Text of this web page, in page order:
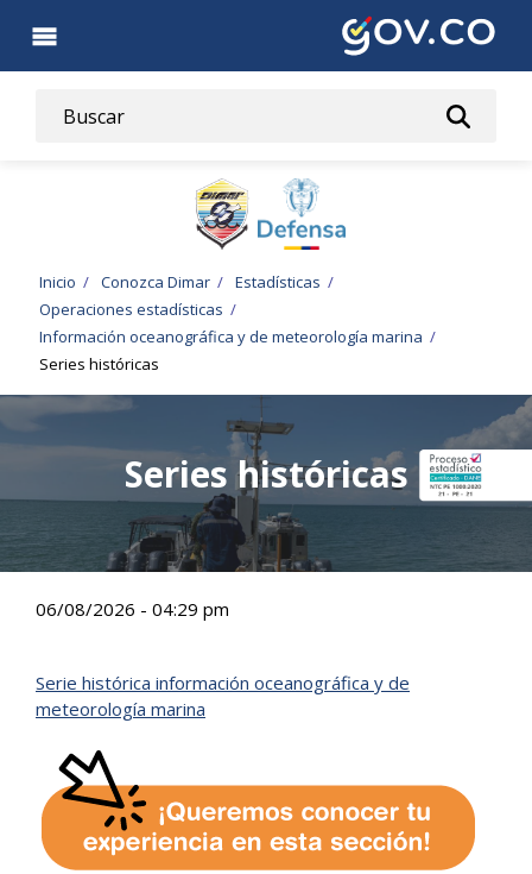
contenido
Ruta
navegación
Inicio Conozca Dimar
Estadísticas
Operaciones estadísticas
Información oceanográfica y de meteorología marina
Series históricas
Series históricas
06/08/2026 - 04:29 pm
Serie histórica información oceanográfica y de
meteorología marina